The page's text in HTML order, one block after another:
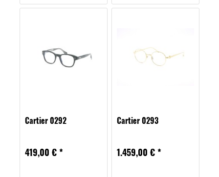
Cartier 0292
419,00 € *
Cartier 0293
1.459,00 € *